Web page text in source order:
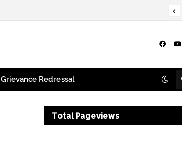
Grievance Redressal
Total Pageviews